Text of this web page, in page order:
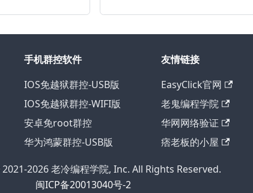
手机群控软件
IOS免越狱群控-USB版
IOS免越狱群控-WIFI版
安卓免root群控
华为鸿蒙群控-USB版
友情链接
EasyClick官网
老鬼编程学院
华网网络验证
痞老板的小屋
2026 老冷编程学院, Inc. All Rights Reserved.
闽ICP备20013040号-2